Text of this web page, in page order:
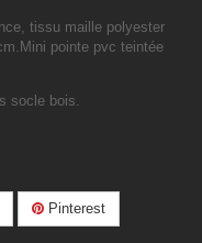
tissu maille polyester
pointe pvc teintée
socle bois.
Pinterest